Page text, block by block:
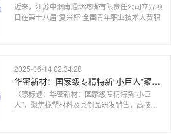
近来，江苏中烟南通烟滤嘴有限责任公司立异项
目在第十八届“复兴杯”全国青年职业技术大赛职
2025-06-14 02:34:28
华密新材：国家级专精特新“小巨人”聚焦橡塑材料及其制品研发销售高技术水平进入航空、高铁领域
（原标题：华密新材：国家级专精特新“小巨
人”，聚焦橡塑材料及其制品研发销售，高技术